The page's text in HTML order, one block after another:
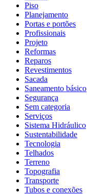
Piso
Planejamento
Portas e portões
Profissionais
Projeto
Reformas
Reparos
Revestimentos
Sacada
Saneamento básico
Segurança
Sem categoria
Serviços
Sistema Hidráulico
Sustentabilidade
Tecnologia
Telhados
Terreno
Topografia
Transporte
Tubos e conexões